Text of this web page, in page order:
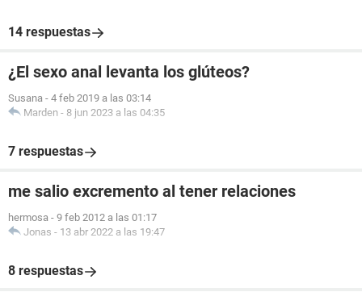
14 respuestas
¿El sexo anal levanta los glúteos?
Susana - 4 feb 2019 a las 03:14
Marden - 8 jun 2023 a las 04:35
7 respuestas
me salio excremento al tener relaciones
hermosa - 9 feb 2012 a las 01:17
Jonas - 13 abr 2022 a las 19:47
8 respuestas